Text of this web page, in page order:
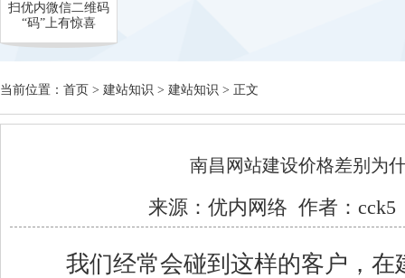
当前位置： 首页 > 建站知识 > 建站知识 > 正文
南昌网站建设价格差别为
来源： 优内网络 作者：cck5
我们经常会碰到这样的客户，在
扫优内微信二维码
“码”上有惊喜